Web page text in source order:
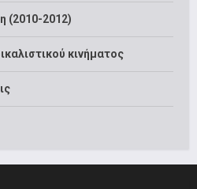
(2010-2012)
κινήματος